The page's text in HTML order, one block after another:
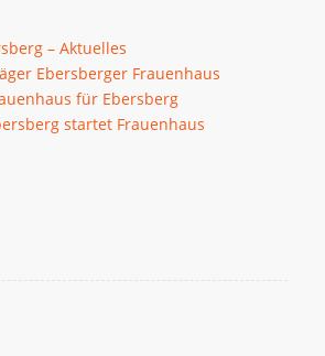
– Aktuelles
Ebersberger Frauenhaus
für Ebersberg
startet Frauenhaus